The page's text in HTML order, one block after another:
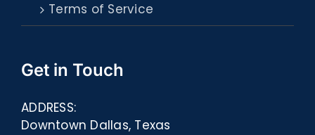
Terms of Service
Get in Touch
ADDRESS:
Downtown Dallas, Texas